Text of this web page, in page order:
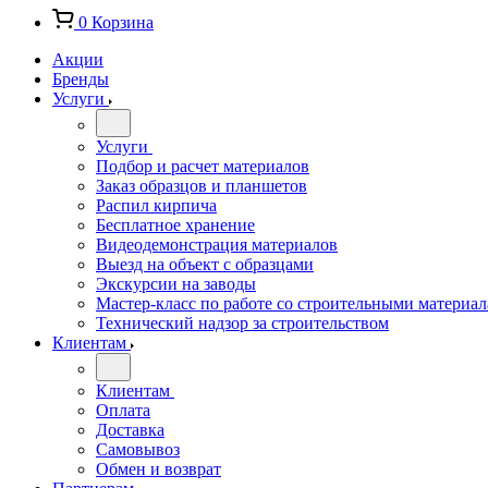
0 Корзина
Акции
Бренды
Услуги
Услуги
Подбор и расчет материалов
Заказ образцов и планшетов
Распил кирпича
Бесплатное хранение
Видеодемонстрация материалов
Выезд на объект с образцами
Экскурсии на заводы
Мастер-класс по работе со строительными
Технический надзор за строительством
Клиентам
Клиентам
Оплата
Доставка
Самовывоз
Обмен и возврат